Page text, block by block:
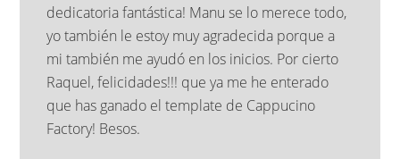
dedicatoria fantástica! Manu se lo merece todo,
yo también le estoy muy agradecida porque a
mi también me ayudó en los inicios. Por cierto
Raquel, felicidades!!! que ya me he enterado
que has ganado el template de Cappucino
Factory! Besos.